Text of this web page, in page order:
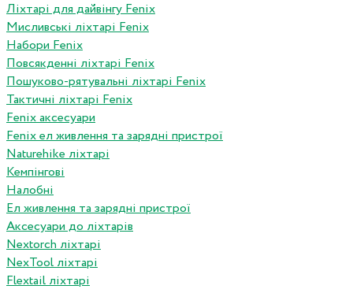
Ліхтарі для дайвінгу Fenix
Мисливські ліхтарі Fenix
Набори Fenix
Повсякденні ліхтарі Fenix
Пошуково-рятувальні ліхтарі Fenix
Тактичні ліхтарі Fenix
Fenix аксесуари
Fenix ел живлення та зарядні пристрої
Naturehike ліхтарі
Кемпінгові
Налобні
Ел живлення та зарядні пристрої
Аксесуари до ліхтарів
Nextorch ліхтарі
NexTool ліхтарі
Flextail ліхтарі